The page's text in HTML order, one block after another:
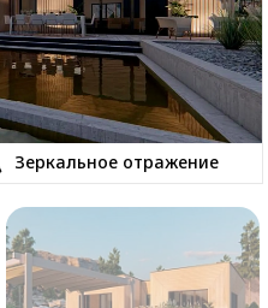
Зеркальное отражение